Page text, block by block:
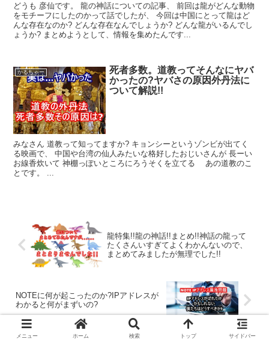
どうも 彦仙です。 龍の神話についての記事、 前回は龍がどんな動物
をモチーフにしたのかって話でしたが、 今回は中国にとって龍はど
んな存在なのか? どんな存在なんでしょうか? どんな龍がいるんでし
ょうか? まとめようとして、情報を集めたんです...
かるちゃー
死者多数。道教ってそんなにヤバ
かったの?ヤバさの原因外丹法に
ついて解説!!
みなさん 道教って知ってますか? キョンシーというゾンビが出てく
る映画で、 中国や台湾の仙人みたいな格好したおじいさんが 長ーい
お線香炊いて 神棚っぽいところにろうそくを立てる あの道教のこ
とです。 ...
龍特集!!龍の神話!!まとめ!!神話の龍って
たくさんいすぎてよくわかんないので、
まとめてみましたが無理でした!!
NOTEに何が起こったのか?IPアドレスが
わかると何がまずいの?
メニュー ホーム 検索 トップ サイドバー